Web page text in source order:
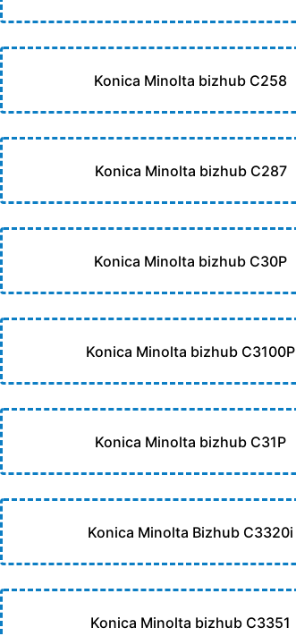
Konica Minolta bizhub C258
Konica Minolta bizhub C287
Konica Minolta bizhub C30P
Konica Minolta bizhub C3100P
Konica Minolta bizhub C31P
Konica Minolta Bizhub C3320i
Konica Minolta bizhub C3351